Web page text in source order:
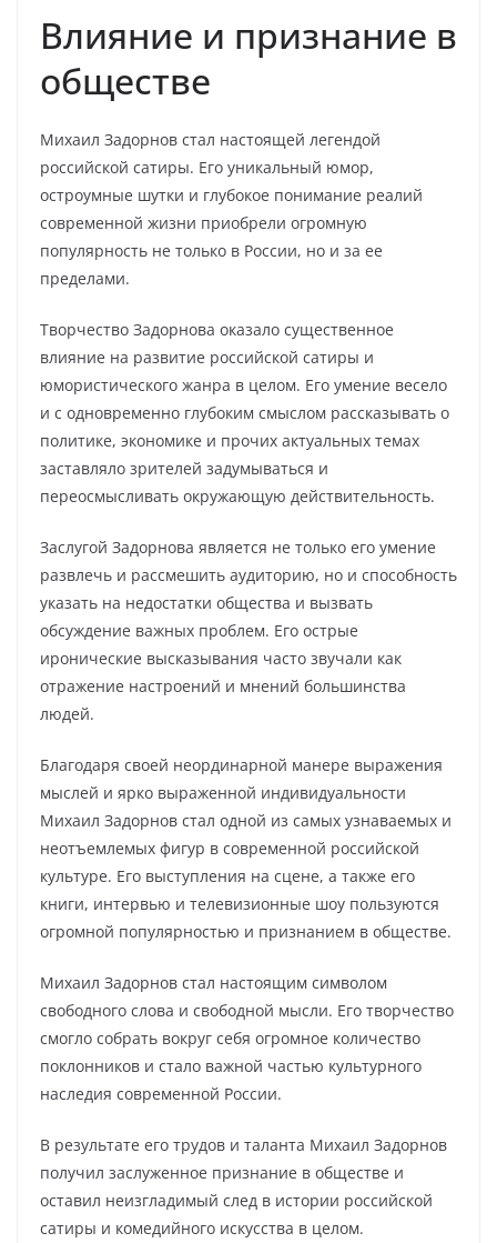
Влияние и признание в
обществе
Михаил Задорнов стал настоящей легендой
российской сатиры. Его уникальный юмор,
остроумные шутки и глубокое понимание реалий
современной жизни приобрели огромную
популярность не только в России, но и за ее
пределами.
Творчество Задорнова оказало существенное
влияние на развитие российской сатиры и
юмористического жанра в целом. Его умение весело
и с одновременно глубоким смыслом рассказывать о
политике, экономике и прочих актуальных темах
заставляло зрителей задумываться и
переосмысливать окружающую действительность.
Заслугой Задорнова является не только его умение
развлечь и рассмешить аудиторию, но и способность
указать на недостатки общества и вызвать
обсуждение важных проблем. Его острые
иронические высказывания часто звучали как
отражение настроений и мнений большинства
людей.
Благодаря своей неординарной манере выражения
мыслей и ярко выраженной индивидуальности
Михаил Задорнов стал одной из самых узнаваемых и
неотъемлемых фигур в современной российской
культуре. Его выступления на сцене, а также его
книги, интервью и телевизионные шоу пользуются
огромной популярностью и признанием в обществе.
Михаил Задорнов стал настоящим символом
свободного слова и свободной мысли. Его творчество
смогло собрать вокруг себя огромное количество
поклонников и стало важной частью культурного
наследия современной России.
В результате его трудов и таланта Михаил Задорнов
получил заслуженное признание в обществе и
оставил неизгладимый след в истории российской
сатиры и комедийного искусства в целом.